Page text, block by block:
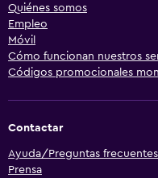
Quiénes somos
Empleo
Móvil
Cómo funcionan nuestros
Códigos promocionales
Contactar
Ayuda/Preguntas frecuentes
Prensa